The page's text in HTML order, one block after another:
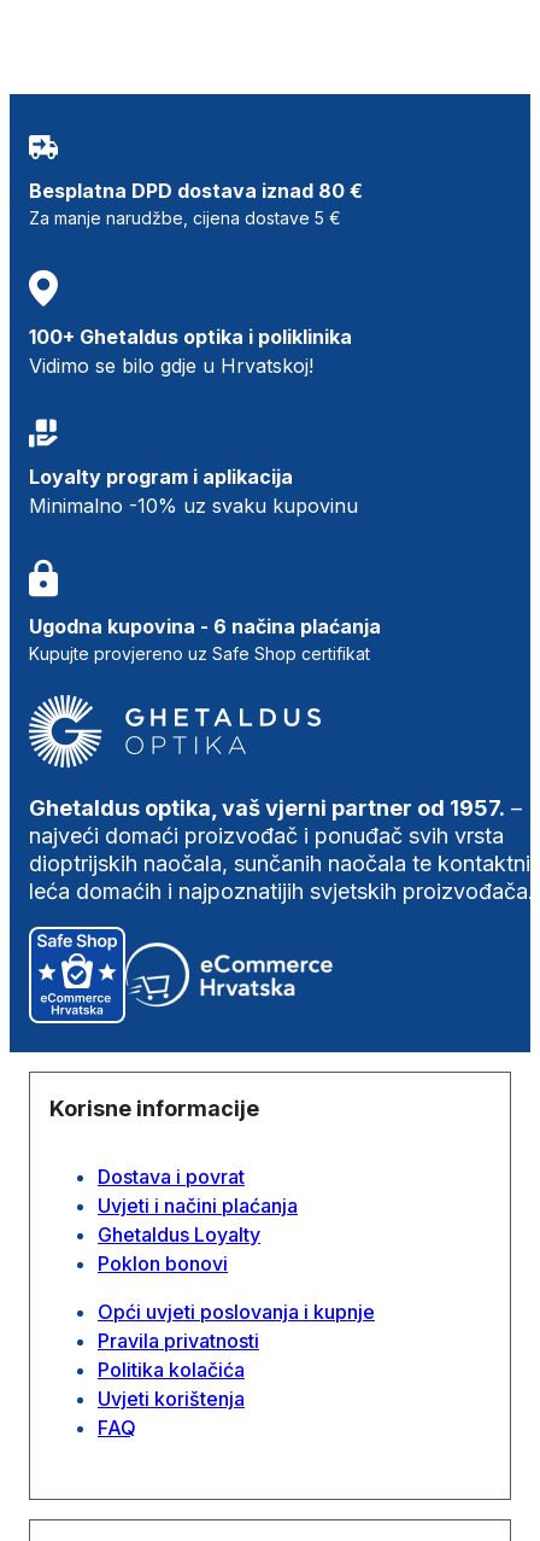
Besplatna DPD dostava iznad 80 €
Za manje narudžbe, cijena dostave 5 €
100+ Ghetaldus optika i poliklinika
Vidimo se bilo gdje u Hrvatskoj!
Loyalty program i aplikacija
Minimalno -10% uz svaku kupovinu
Ugodna kupovina - 6 načina plaćanja
Kupujte provjereno uz Safe Shop certifikat
Ghetaldus optika, vaš vjerni partner od 1957. –
najveći domaći proizvođač i ponuđač svih vrsta
dioptrijskih naočala, sunčanih naočala te
leća domaćih i najpoznatijih svjetskih proizvođača.
Korisne informacije
Dostava i povrat
Uvjeti i načini plaćanja
Ghetaldus Loyalty
Poklon bonovi
Opći uvjeti poslovanja i kupnje
Pravila privatnosti
Politika kolačića
Uvjeti korištenja
FAQ